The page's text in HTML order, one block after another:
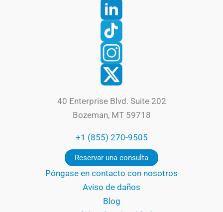
40 Enterprise Blvd. Suite 202
Bozeman, MT 59718
+1 (855) 270-9505
Reservar una consulta
Póngase en contacto con nosotros
Aviso de daños
Blog